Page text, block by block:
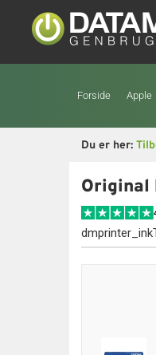
Forside Apple
Du er her:
Original